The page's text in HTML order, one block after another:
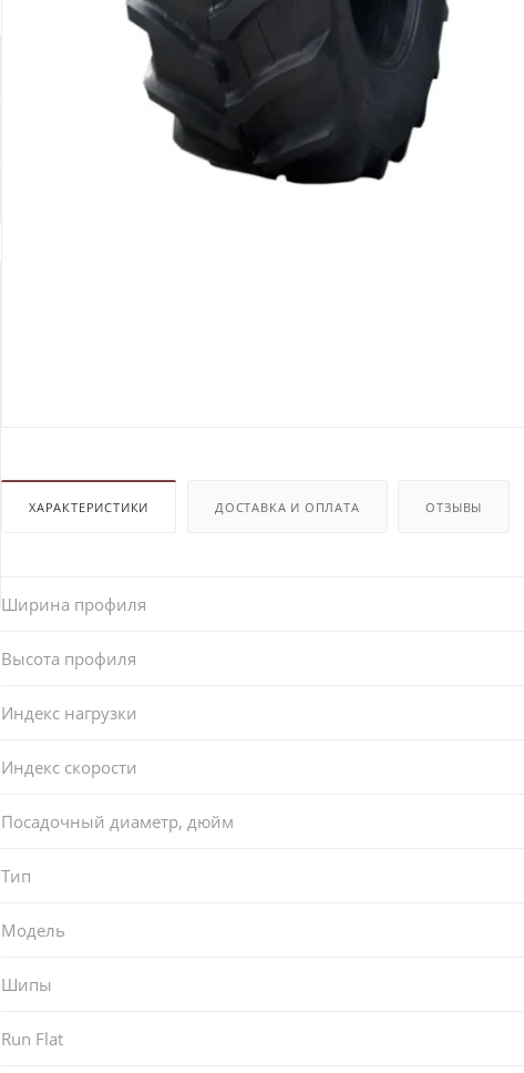
ХАРАКТЕРИСТИКИ ДОСТАВКА И ОПЛАТА ОТЗЫВЫ
Ширина профиля
Высота профиля
Индекс нагрузки
Индекс скорости
Посадочный диаметр, дюйм
Тип
Модель
Шипы
Run Flat